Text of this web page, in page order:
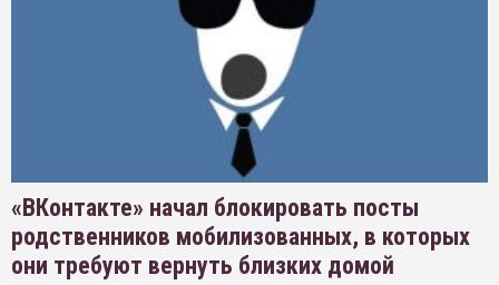
«ВКонтакте» начал блокировать посты
родственников мобилизованных, в которых
они требуют вернуть близких домой